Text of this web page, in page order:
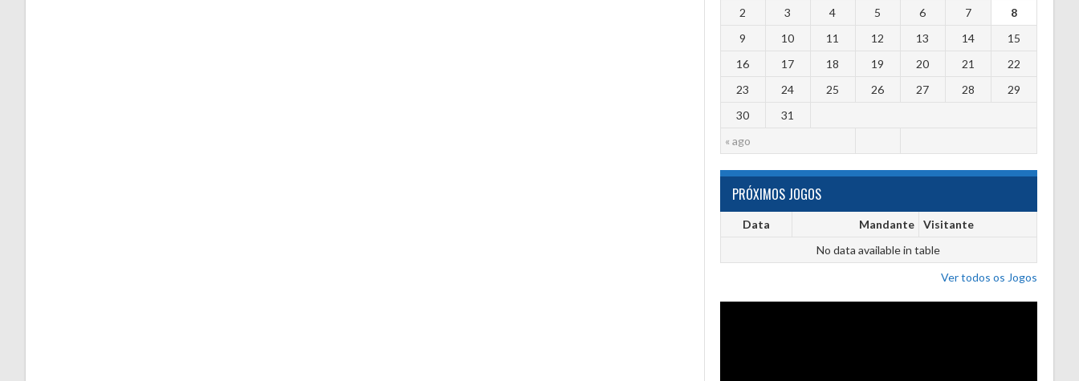
« ago
2
3 4 5 6 7
8
9
10 11 12 13 14
15
16
17 18 19 20 21
22
23
24 25 26 27 28
29
30
31
PRÓXIMOS JOGOS
Data Mandante
Visitante
No data available in table
Ver todos os Jogos